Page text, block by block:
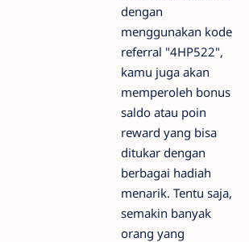
dengan
menggunakan kode
referral "4HP522",
kamu juga akan
memperoleh bonus
saldo atau poin
reward yang bisa
ditukar dengan
berbagai hadiah
menarik. Tentu saja,
semakin banyak
orang yang